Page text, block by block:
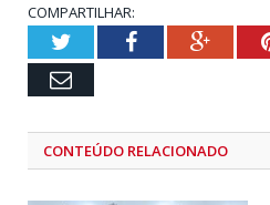
COMPARTILHAR:
TwitterFacebook
Email
CONTEÚDO RELACIONADO